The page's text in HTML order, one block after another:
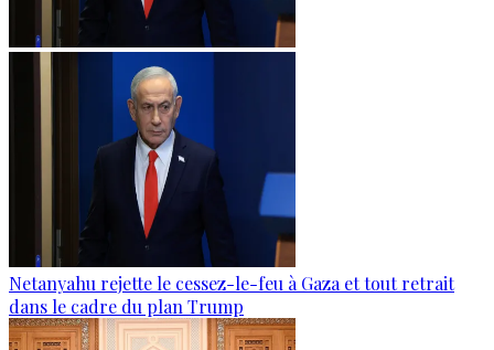
Netanyahu rejette le cessez-le-feu à Gaza et tout retrait
dans le cadre du plan Trump